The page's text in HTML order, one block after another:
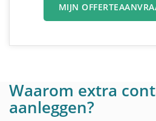
MIJN
Waarom extra
aanleggen?